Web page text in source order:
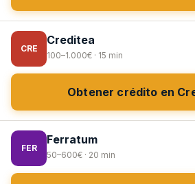
CRE
Creditea
100–1.000€ · 15 min
Obtener crédito en
FER
Ferratum
50–600€ · 20 min